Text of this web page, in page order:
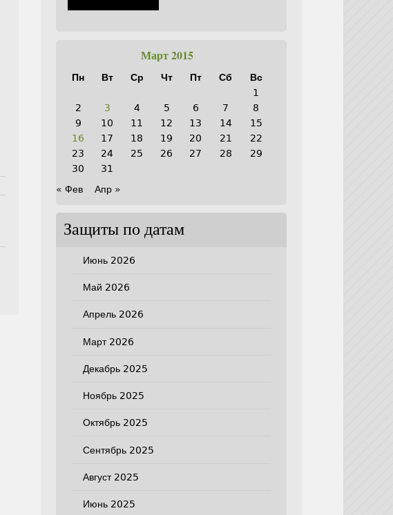
Март 2015
Пн Вт Ср Чт Пт Сб
Вс
1
2
3 4 5 6 7
8
9
10 11 12 13 14
15
16
17 18 19 20 21
22
23
24 25 26 27 28
29
30
31
« Фев
Апр »
Защиты по датам
Июнь 2026
Май 2026
Апрель 2026
Март 2026
Декабрь 2025
Ноябрь 2025
Октябрь 2025
Сентябрь 2025
Август 2025
Июнь 2025